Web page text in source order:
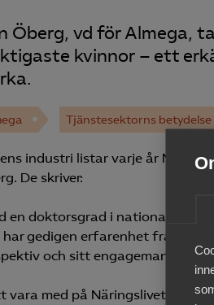
Öberg, vd för Almega,
kvinnor – ett
Tjänstesektorns betydelse
industri listar varje år
De skriver:
en doktorsgrad i
har gedigen erfarenhet från
och sitt engagemang för
vara med på Näringslivets